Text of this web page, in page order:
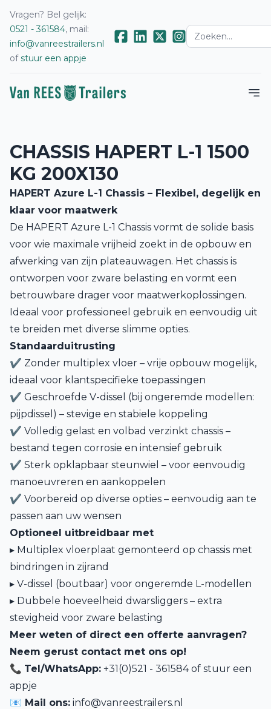
Vragen? Bel gelijk:
0521 - 361584, mail:
info@vanreestrailers.nl
ofstuur een appje
CHASSIS HAPERT L-1 1500
KG 200X130
HAPERT Azure L-1 Chassis – Flexibel, degelijk en
klaar voor maatwerk
De HAPERT Azure L-1 Chassis vormt de solide basis
voor wie maximale vrijheid zoekt in de opbouw en
afwerking van zijn plateauwagen. Het chassis is
ontworpen voor zware belasting en vormt een
betrouwbare drager voor maatwerkoplossingen.
Ideaal voor professioneel gebruik en eenvoudig uit
te breiden met diverse slimme opties.
Standaarduitrusting
✔ Zonder multiplex vloer – vrije opbouw mogelijk,
ideaal voor klantspecifieke toepassingen
✔ Geschroefde V-dissel (bij ongeremde modellen:
pijpdissel) – stevige en stabiele koppeling
✔ Volledig gelast en volbad verzinkt chassis –
bestand tegen corrosie en intensief gebruik
✔ Sterk opklapbaar steunwiel – voor eenvoudig
manoeuvreren en aankoppelen
✔ Voorbereid op diverse opties – eenvoudig aan te
passen aan uw wensen
Optioneel uitbreidbaar met
▸ Multiplex vloerplaat gemonteerd op chassis met
bindringen in zijrand
▸ V-dissel (boutbaar) voor ongeremde L-modellen
▸ Dubbele hoeveelheid dwarsliggers – extra
stevigheid voor zware belasting
Meer weten of direct een offerte aanvragen?
Neem gerust contact met ons op!
📞 Tel/WhatsApp: +31(0)521 - 361584 of stuur een
appje
📧 Mail ons: info@vanreestrailers.nl